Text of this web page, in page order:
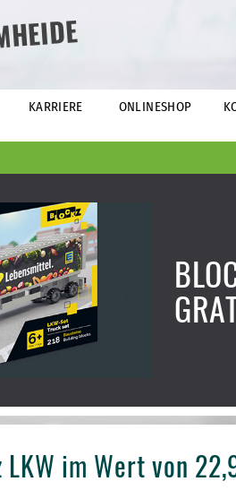
KARRIERE ONLINESHOP
im Wert von